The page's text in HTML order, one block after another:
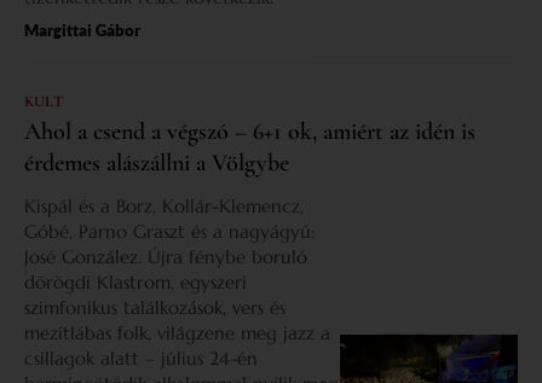
Margittai Gábor
KULT
Ahol a csend a végszó – 6+1 ok, amiért az idén is
érdemes alászállni a Völgybe
Kispál és a Borz, Kollár-Klemencz,
Góbé, Parno Graszt és a nagyágyú:
José González. Újra fénybe boruló
dörögdi Klastrom, egyszeri
szimfonikus találkozások, vers és
mezítlábas folk, világzene meg jazz a
csillagok alatt – július 24-én